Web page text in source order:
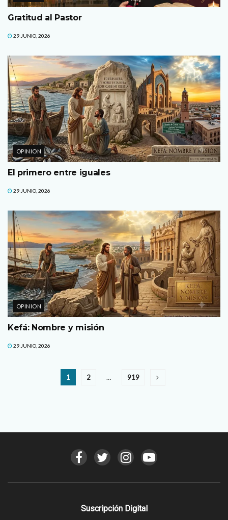
Gratitud al Pastor
29 JUNIO, 2026
OPINION
El primero entre iguales
29 JUNIO, 2026
OPINION
Kefá: Nombre y misión
29 JUNIO, 2026
1 2 … 919
Suscripción Digital